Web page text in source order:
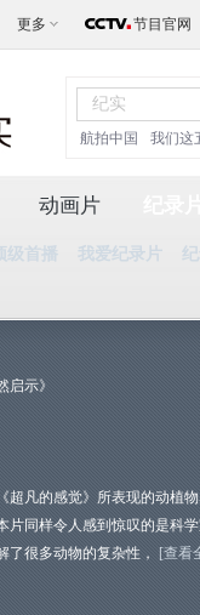
更多 节目官网
航拍中国 我们这
动画片
顶级首播 我爱纪录片
启示》
超凡的感觉》所表现的动植
片同样令人感到惊叹的是科
了很多动物的复杂性，
[查看